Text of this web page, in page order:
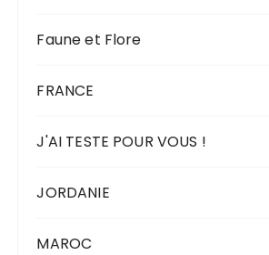
Faune et Flore
FRANCE
J'AI TESTE POUR VOUS !
JORDANIE
MAROC